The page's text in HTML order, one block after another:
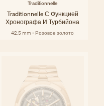
Traditionnelle
Traditionnelle С Функцией
Хронографа И Турбийона
42.5 mm - Розовое золото